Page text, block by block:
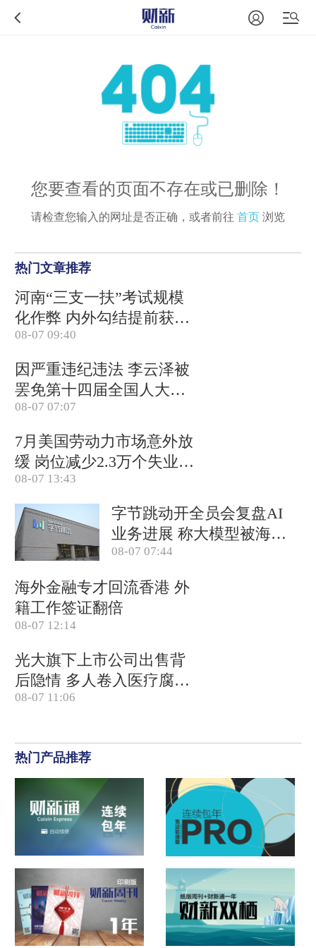
您要查看的页面不存在或已删除！
请检查您输入的网址是否正确，或者前往 首页 浏览
热门文章推荐
河南“三支一扶”考试规模
化作弊 内外勾结提前获取
试卷
08-07 09:40
因严重违纪违法 李云泽被
罢免第十四届全国人大代
表职务
08-07 07:07
7月美国劳动力市场意外放
缓 岗位减少2.3万个失业率
降至4.1%
08-07 13:43
字节跳动开全员会复盘AI
业务进展 称大模型被海外
竞对拉开差距
08-07 07:44
海外金融专才回流香港 外
籍工作签证翻倍
08-07 12:14
光大旗下上市公司出售背
后隐情 多人卷入医疗腐败
案被查
08-07 11:06
热门产品推荐